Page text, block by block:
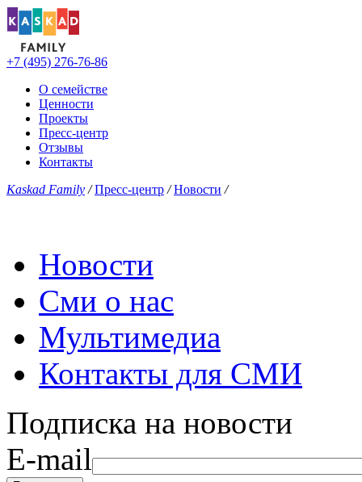
+7 (495) 276-76-86
О семействе
Ценности
Проекты
Пресс-центр
Отзывы
Контакты
Kaskad Family / Пресс-центр / Новости /
Новости
Сми о нас
Мультимедиа
Контакты для СМИ
Подписка на новости
E-mail